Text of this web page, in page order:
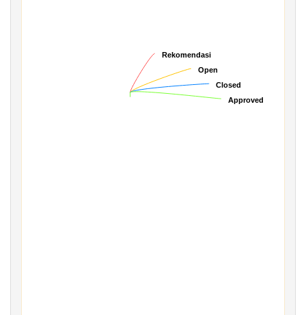
Rekomendasi
Rekomendasi
Open
Open
Closed
Closed
Approved
Approved